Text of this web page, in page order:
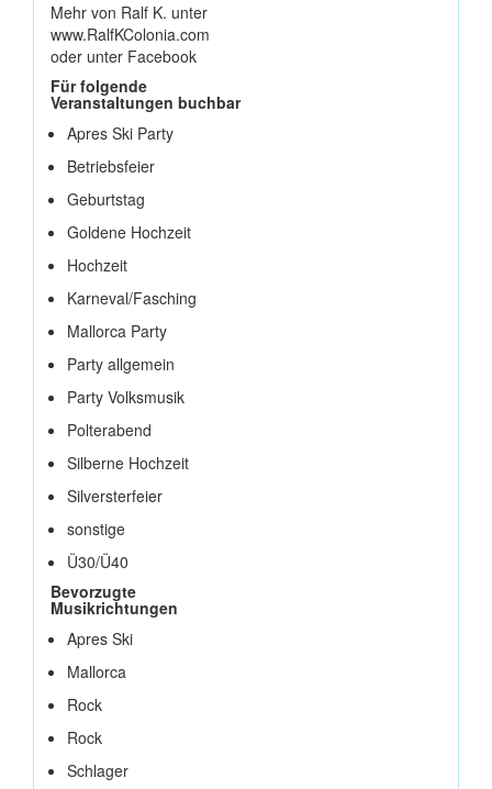
Mehr von Ralf K. unter
www.RalfKColonia.com
oder unter Facebook
Für folgende
Veranstaltungen buchbar
Apres Ski Party
Betriebsfeier
Geburtstag
Goldene Hochzeit
Hochzeit
Karneval/Fasching
Mallorca Party
Party allgemein
Party Volksmusik
Polterabend
Silberne Hochzeit
Silversterfeier
sonstige
Ü30/Ü40
Bevorzugte
Musikrichtungen
Apres Ski
Mallorca
Rock
Rock
Schlager